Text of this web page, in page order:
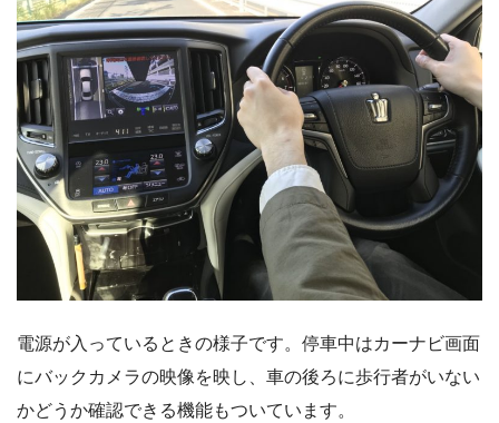
電源が入っているときの様子です。停車中はカーナビ画面
にバックカメラの映像を映し、車の後ろに歩行者がいない
かどうか確認できる機能もついています。